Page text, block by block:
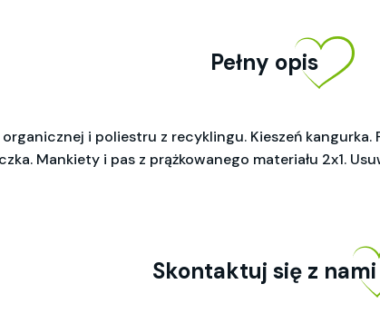
Pełny opis
i poliestru z recyklingu. Kieszeń
Mankiety i pas z prążkowanego materiału 2x1.
Skontaktuj się z nami